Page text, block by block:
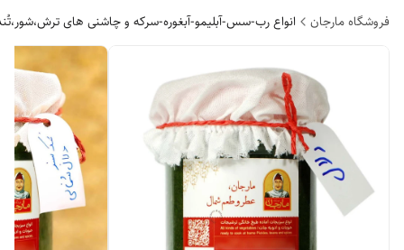
فروشگاه مارجان انواع رب-سس-آبلیمو-آبغوره-سرکه و چاشنی های